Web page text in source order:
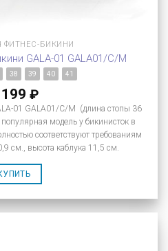
ФИТНЕС-БИКИНИ
GALA-01 GALA01/C/M
38 39 40 41
₽
01 GALA01/C/M (длина стопы 36
модель у бикинисток в
соответствуют требованиям
см., высота каблука 11,5 см.